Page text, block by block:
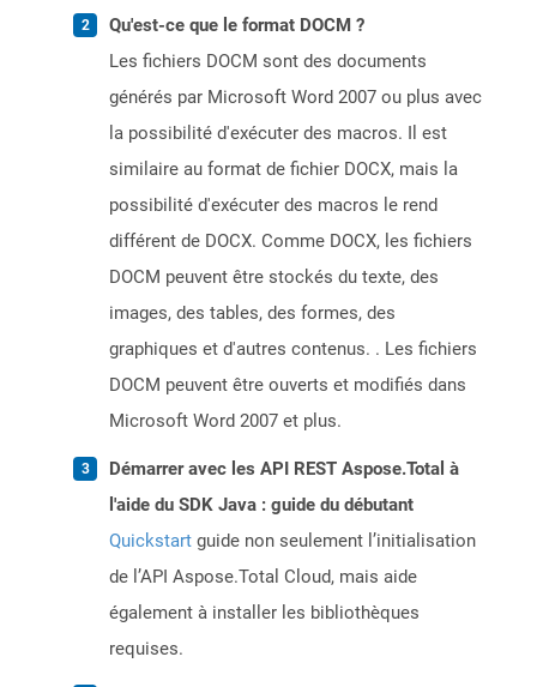
Qu'est-ce que le format DOCM ?
Les fichiers DOCM sont des documents
générés par Microsoft Word 2007 ou plus avec
la possibilité d'exécuter des macros. Il est
similaire au format de fichier DOCX, mais la
possibilité d'exécuter des macros le rend
différent de DOCX. Comme DOCX, les fichiers
DOCM peuvent être stockés du texte, des
images, des tables, des formes, des
graphiques et d'autres contenus. . Les fichiers
DOCM peuvent être ouverts et modifiés dans
Microsoft Word 2007 et plus.
Démarrer avec les API REST Aspose.Total à
l'aide du SDK Java : guide du débutant
Quickstart guide non seulement l’initialisation
de l’API Aspose.Total Cloud, mais aide
également à installer les bibliothèques
requises.